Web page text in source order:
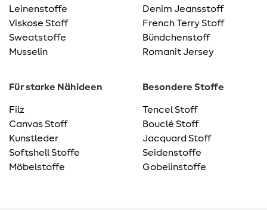
Leinenstoffe
Viskose Stoff
Sweatstoffe
Musselin
Denim Jeansstoff
French Terry Stoff
Bündchenstoff
Romanit Jersey
Für starke Nähideen
Filz
Canvas Stoff
Kunstleder
Softshell Stoffe
Möbelstoffe
Besondere Stoffe
Tencel Stoff
Bouclé Stoff
Jacquard Stoff
Seidenstoffe
Gobelinstoffe